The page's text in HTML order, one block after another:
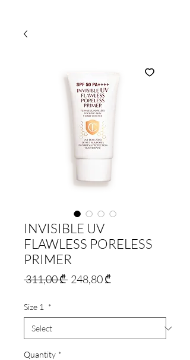
INVISIBLE UV
FLAWLESS PORELESS
PRIMER
311,00 ₾ Regular
248,80 ₾Sale
Size 1 *
Quantity *